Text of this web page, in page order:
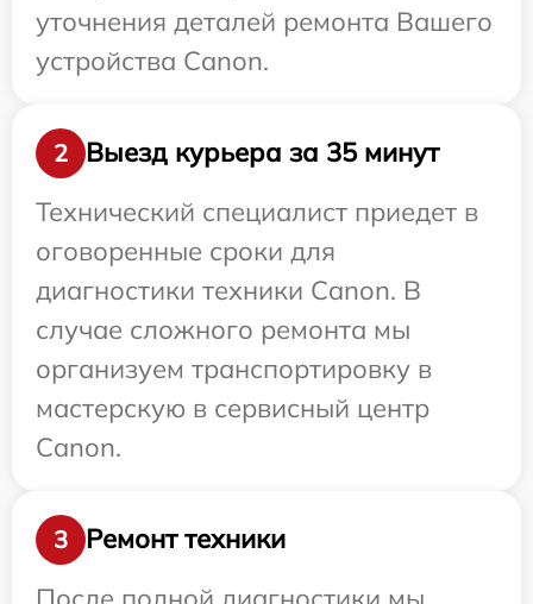
уточнения деталей ремонта Вашего
устройства Canon.
2
Выезд курьера за 35 минут
Технический специалист приедет в
оговоренные сроки для
диагностики техники Canon. В
случае сложного ремонта мы
организуем транспортировку в
мастерскую в сервисный центр
Canon.
3
Ремонт техники